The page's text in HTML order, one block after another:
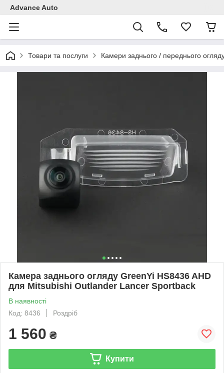
Advance Auto
Товари та послуги Камери заднього / переднього
Камера заднього огляду GreenYi HS8436 AHD
для Mitsubishi Outlander Lancer Sportback
В наявності
Код: 8436
Роздріб
1 560 ₴
Купити